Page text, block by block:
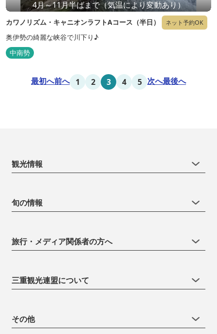
4月～11月半ばまで（気温により変動あり）
カワノリズム・キャニオンラフトAコース（半日） ネット予約OK
奥伊勢の綺麗な峡谷で川下り♪
中南勢
最初へ前へ 1 2 3 4 5 次へ最後へ
観光情報
旬の情報
旅行・メディア関係者の方へ
三重観光連盟について
その他